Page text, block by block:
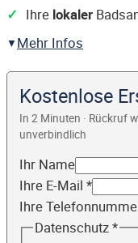
Ihre lokaler
Mehr Infos
Kostenlose
In 2 Minuten · Rückruf
unverbindlich
Ihr Name
Ihre E-Mail *
Ihre
Datenschutz*